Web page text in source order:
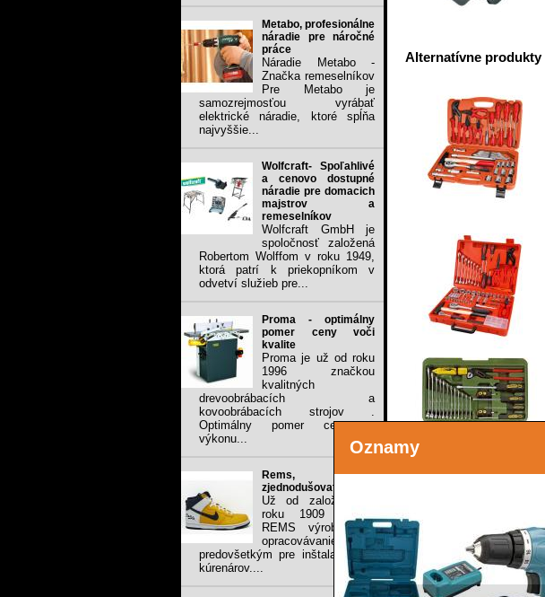
Oznamy
Metabo, profesionálne
náradie pre náročné
práce
Náradie Metabo -
Značka remeselníkov
Pre Metabo je
samozrejmosťou vyrábať
elektrické náradie, ktoré spĺňa
najvyššie...
Wolfcraft- Spoľahlivé
a cenovo dostupné
náradie pre domacich
majstrov a
remeselníkov
Wolfcraft GmbH je
spoločnosť založená
Robertom Wolffom v roku 1949,
ktorá patrí k priekopníkom v
odvetví služieb pre...
Proma - optimálny
pomer ceny voči
kvalite
Proma je už od roku
1996 značkou
kvalitných
drevoobrábacích a
kovoobrábacích strojov .
Optimálny pomer ceny a
výkonu...
Rems, stále
zjednodušovať prácu
Už od založenia v
roku 1909 vyrába
REMS výrobky na
opracovávanie rúr,
predovšetkým pre inštalatérov a
kúrenárov....
Alternatívne produkty